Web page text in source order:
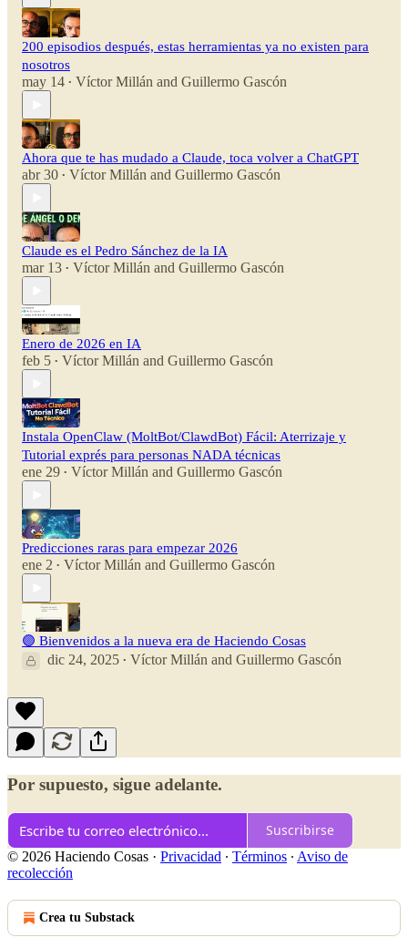
200 episodios después, estas herramientas ya no existen para
nosotros
may 14 • Víctor Millán and Guillermo Gascón
Ahora que te has mudado a Claude, toca volver a ChatGPT
abr 30 • Víctor Millán and Guillermo Gascón
Claude es el Pedro Sánchez de la IA
mar 13 • Víctor Millán and Guillermo Gascón
Enero de 2026 en IA
feb 5 • Víctor Millán and Guillermo Gascón
Instala OpenClaw (MoltBot/ClawdBot) Fácil: Aterrizaje y
Tutorial exprés para personas NADA técnicas
ene 29 • Víctor Millán and Guillermo Gascón
Predicciones raras para empezar 2026
ene 2 • Víctor Millán and Guillermo Gascón
🟣 Bienvenidos a la nueva era de Haciendo Cosas
dic 24, 2025 • Víctor Millán and Guillermo Gascón
Por supuesto, sigue adelante.
Suscribirse
© 2026 Haciendo Cosas · Privacidad ∙ Términos ∙ Aviso de
recolección
Crea tu Substack